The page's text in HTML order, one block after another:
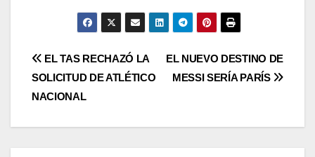
EL NUEVO DESTINO DE
MESSI SERÍA PARÍS
EL TAS RECHAZÓ LA
SOLICITUD DE ATLÉTICO
NACIONAL